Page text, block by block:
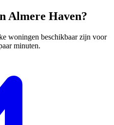
Almere Haven?
woningen beschikbaar zijn voor
minuten.